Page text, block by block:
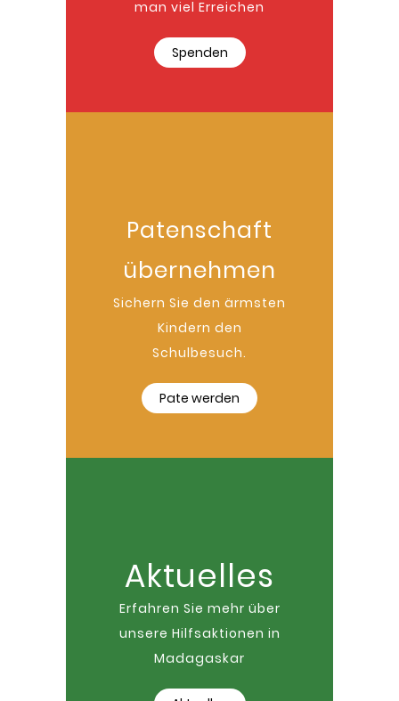
man viel Erreichen
Spenden
Patenschaft
übernehmen
Sichern Sie den ärmsten
Kindern den
Schulbesuch.
Pate werden
Aktuelles
Erfahren Sie mehr über
unsere Hilfsaktionen in
Madagaskar